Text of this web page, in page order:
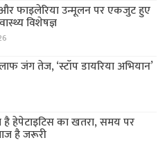
फाइलेरिया उन्मूलन पर एकजुट हुए
विशेषज्ञ
जंग तेज, ‘स्टॉप डायरिया अभियान’
हेपेटाइटिस का खतरा, समय पर
है जरूरी